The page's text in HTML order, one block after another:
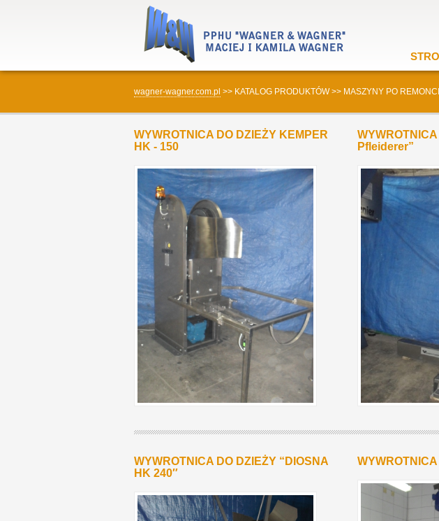
wagner-wagner.com.pl >> KATALOG PRODUKTÓW>> MASZYNY PO
WYWROTNICA DO DZIEŻY KEMPER
HK - 150
Pfleiderer”
WYWROTNICA DO DZIEŻY “DIOSNA
HK 240″